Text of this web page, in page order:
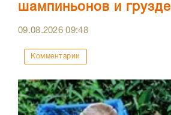
шампиньонов и
09.08.202609:48
Комментарии